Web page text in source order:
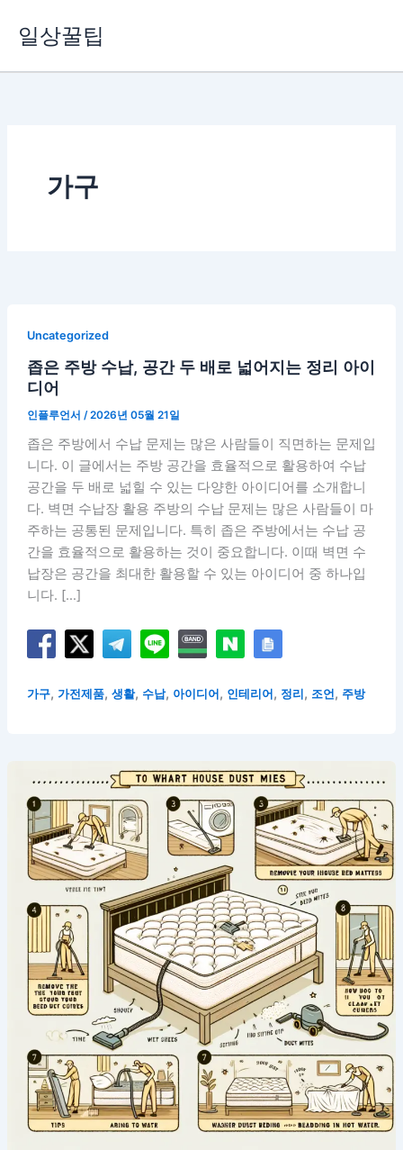
로
일상꿀팁
가구
Uncategorized
좁은 주방 수납, 공간 두 배로 넓어지는 정리 아이
디어
인플루언서 /2026년 05월 21일
좁은 주방에서 수납 문제는 많은 사람들이 직면하는 문제입
니다. 이 글에서는 주방 공간을 효율적으로 활용하여 수납
공간을 두 배로 넓힐 수 있는 다양한 아이디어를 소개합니
다. 벽면 수납장 활용 주방의 수납 문제는 많은 사람들이 마
주하는 공통된 문제입니다. 특히 좁은 주방에서는 수납 공
간을 효율적으로 활용하는 것이 중요합니다. 이때 벽면 수
납장은 공간을 최대한 활용할 수 있는 아이디어 중 하나입
니다. […]
가구, 가전제품, 생활, 수납, 아이디어 , 인테리어 , 정리 , 조언 , 주방